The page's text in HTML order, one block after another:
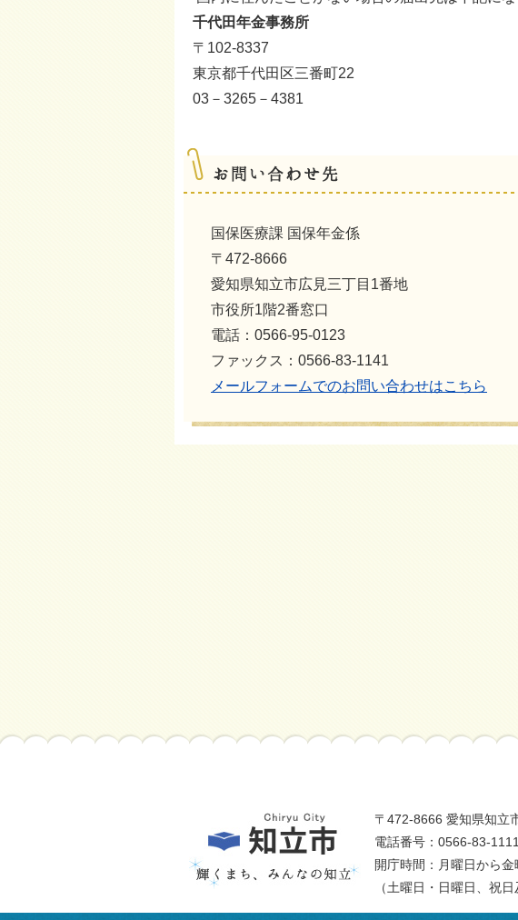
千代田年金事務所
〒102-8337
東京都千代田区三番町22
03－3265－4381
国保医療課 国保年金係
〒472-8666
愛知県知立市広見三丁目1番地
市役所1階2番窓口
電話：0566-95-0123
ファックス：0566-83-1141
メールフォームでのお問い合わせはこちら
〒472-8666 愛知県知立
電話番号：0566-83-1111
開庁時間：月曜日から
（土曜日・日曜日、祝